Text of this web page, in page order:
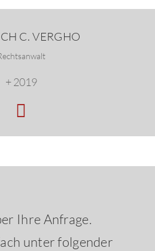
C. VERGHO
+ 2019
Ihre Anfrage.
unter folgender